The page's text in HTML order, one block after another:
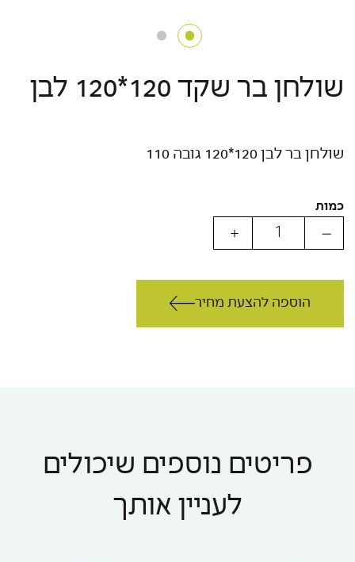
שולחן בר שקד 120*120 לבן
שולחן בר לבן 120*120 גובה 110
כמות
הוספה להצעת מחיר
פריטים נוספים שיכולים
לעניין אותך